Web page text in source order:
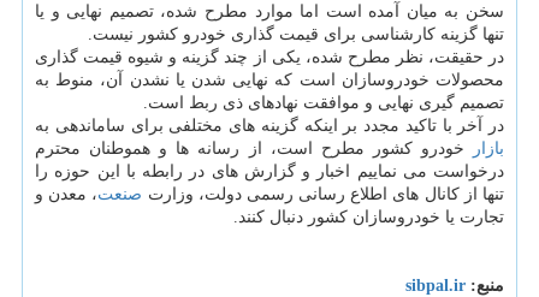
سخن به میان آمده است اما موارد مطرح شده، تصمیم نهایی و یا
تنها گزینه کارشناسی برای قیمت گذاری خودرو کشور نیست.
در حقیقت، نظر مطرح شده، یکی از چند گزینه و شیوه قیمت گذاری
محصولات خودروسازان است که نهایی شدن یا نشدن آن، منوط به
تصمیم گیری نهایی و موافقت نهادهای ذی ربط است.
در آخر با تاکید مجدد بر اینکه گزینه های مختلفی برای ساماندهی به
بازار
خودرو کشور مطرح است، از رسانه ها و هموطنان محترم
درخواست می نماییم اخبار و گزارش های در رابطه با این حوزه را
تنها از کانال های اطلاع رسانی رسمی دولت، وزارت صنعت، معدن و
تجارت یا خودروسازان کشور دنبال کنند.
منبع: sibpal.ir